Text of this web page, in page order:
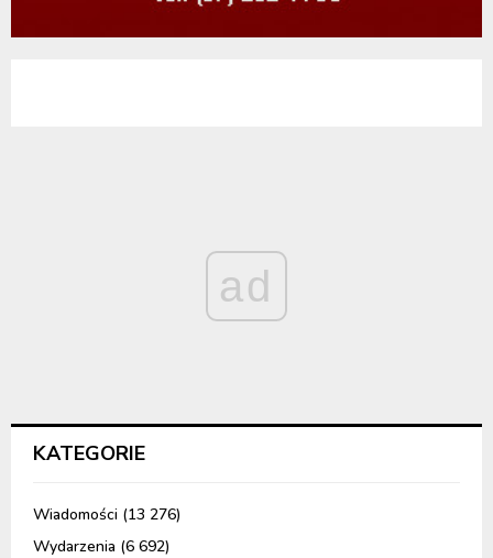
ad
KATEGORIE
Wiadomości (13 276)
Wydarzenia (6 692)